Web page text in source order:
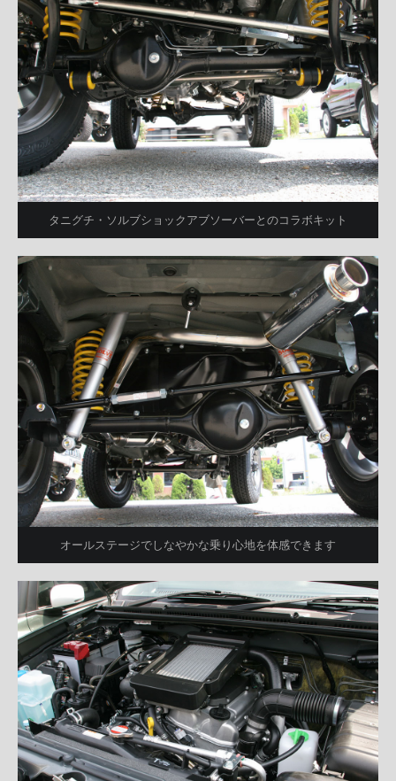
タニグチ・ソルブショックアブソーバーとのコラボキット
オールステージでしなやかな乗り心地を体感できます